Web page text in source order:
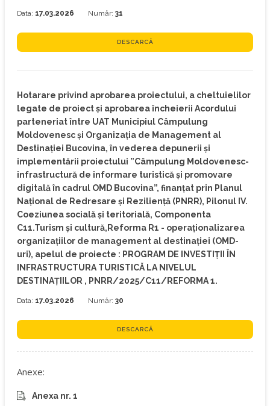
Data: 17.03.2026 Număr: 31
DESCARCĂ
Hotarare privind aprobarea proiectului, a cheltuielilor
legate de proiect și aprobarea încheierii Acordului
parteneriat între UAT Municipiul Câmpulung
Moldovenesc și Organizația de Management al
Destinației Bucovina, în vederea depunerii și
implementării proiectului ”Câmpulung Moldovenesc-
infrastructură de informare turistică și promovare
digitală în cadrul OMD Bucovina”, finanțat prin Planul
Naţional de Redresare şi Rezilienţă (PNRR), Pilonul IV.
Coeziunea socială și teritorială, Componenta
C11.Turism și cultură,Reforma R1 - operaționalizarea
organizațiilor de management al destinației (OMD-
uri), apelul de proiecte : PROGRAM DE INVESTIȚII ÎN
INFRASTRUCTURA TURISTICĂ LA NIVELUL
DESTINAȚIILOR , PNRR/2025/C11/REFORMA 1.
Data: 17.03.2026 Număr: 30
DESCARCĂ
Anexe:
Anexa nr. 1